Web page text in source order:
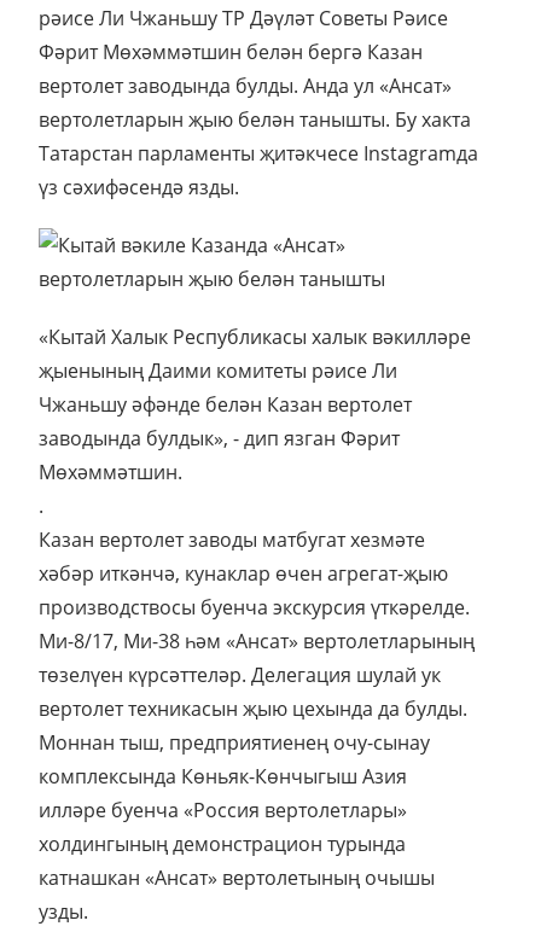
рәисе Ли Чжаньшу ТР Дәүләт Советы Рәисе
Фәрит Мөхәммәтшин белән бергә Казан
вертолет заводында булды. Анда ул «Ансат»
вертолетларын җыю белән танышты. Бу хакта
Татарстан парламенты җитәкчесе Instagramда
үз сәхифәсендә язды.
«Кытай Халык Республикасы халык вәкилләре
җыенының Даими комитеты рәисе Ли
Чжаньшу әфәнде белән Казан вертолет
заводында булдык», - дип язган Фәрит
Мөхәммәтшин.
.
Казан вертолет заводы матбугат хезмәте
хәбәр иткәнчә, кунаклар өчен агрегат-җыю
производствосы буенча экскурсия үткәрелде.
Ми-8/17, Ми-38 һәм «Ансат» вертолетларының
төзелүен күрсәттеләр. Делегация шулай ук
вертолет техникасын җыю цехында да булды.
Моннан тыш, предприятиенең очу-сынау
комплексында Көньяк-Көнчыгыш Азия
илләре буенча «Россия вертолетлары»
холдингының демонстрацион турында
катнашкан «Ансат» вертолетының очышы
узды.